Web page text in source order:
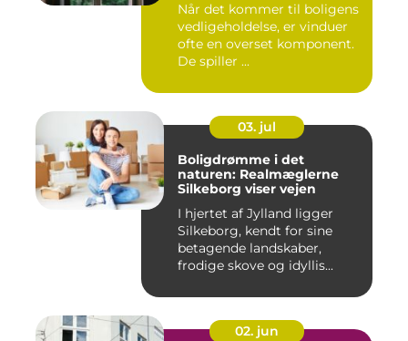
Når det kommer til boligens
vedligeholdelse, er vinduer
ofte en overset komponent.
De spiller ...
03. jul
Boligdrømme i det
naturen: Realmæglerne
Silkeborg viser vejen
I hjertet af Jylland ligger
Silkeborg, kendt for sine
betagende landskaber,
frodige skove og idyllis...
02. jun